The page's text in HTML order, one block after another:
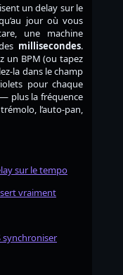
un delay sur le
jour où vous
une machine
millisecondes.
un BPM (ou tapez
la dans le champ
pour chaque
plus la fréquence
l’auto-pan,
sur le tempo
vraiment
synchroniser